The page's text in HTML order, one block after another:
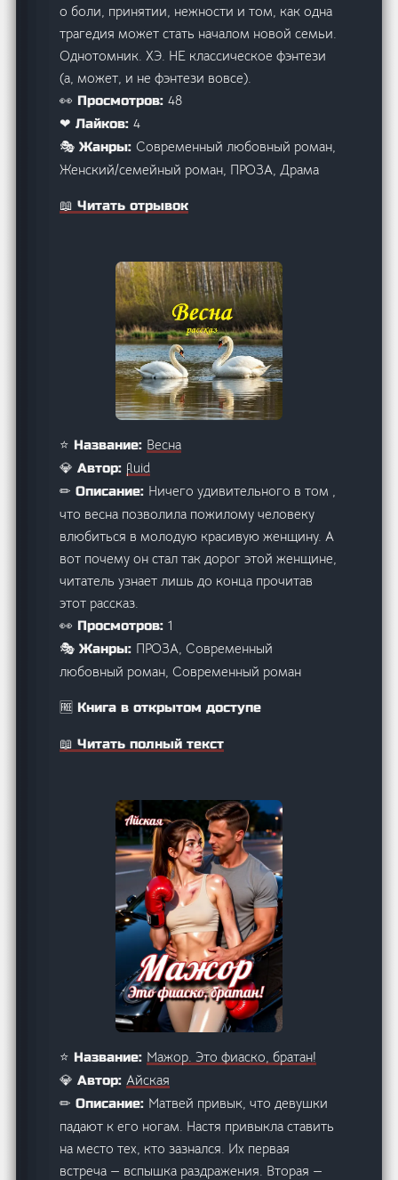
о боли, принятии, нежности и том, как одна
трагедия может стать началом новой семьи.
Однотомник. ХЭ. НЕ классическое фэнтези
(а, может, и не фэнтези вовсе).
👀 Просмотров:48
❤ Лайков:4
🎭 Жанры:Современный любовный роман,
Женский/семейный роман, ПРОЗА, Драма
📖 Читать отрывок
⭐ Название: Весна
💎 Автор: fluid
✏ Описание: Ничего удивительного в том ,
что весна позволила пожилому человеку
влюбиться в молодую красивую женщину. А
вот почему он стал так дорог этой женщине,
читатель узнает лишь до конца прочитав
этот рассказ.
👀 Просмотров:1
🎭 Жанры: ПРОЗА, Современный
любовный роман, Современный роман
🆓 Книга в открытом доступе
📖 Читать полный текст
⭐ Название: Мажор. Это фиаско, братан!
💎 Автор:Айская
✏ Описание: Матвей привык, что девушки
падают к его ногам. Настя привыкла ставить
на место тех, кто зазнался. Их первая
встреча — вспышка раздражения. Вторая —